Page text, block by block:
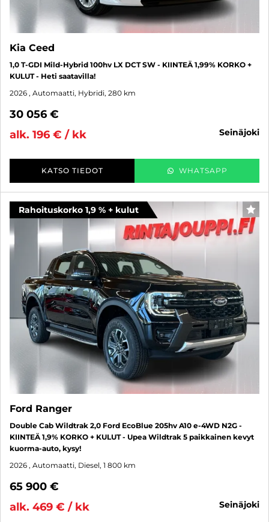
Kia Ceed
1,0 T-GDI Mild-Hybrid 100hv LX DCT SW - KIINTEÄ 1,99% KORKO +
KULUT - Heti saatavilla!
2026 , Automaatti, Hybridi, 280 km
30 056 €
alk. 196 € / kk
seinäjoki
KATSO TIEDOT WHATSAPP
Rahoituskorko 1,9 % + kulut
Ford Ranger
Double Cab Wildtrak 2,0 Ford EcoBlue 205hv A10 e-4WD N2G -
KIINTEÄ 1,9% KORKO + KULUT - Upea Wildtrak 5 paikkainen kevyt
kuorma-auto, kysy!
2026 , Automaatti, Diesel, 1 800 km
65 900 €
alk. 469 € / kk
seinäjoki